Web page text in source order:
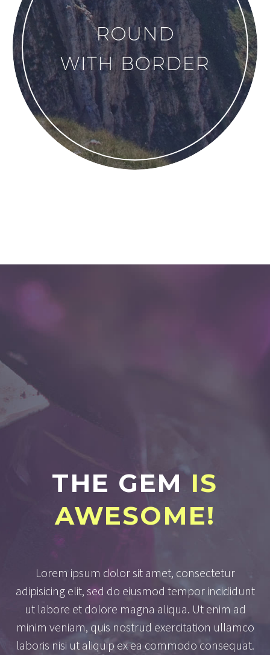
THE GEM IS
AWESOME!
Lorem ipsum dolor sit amet, consectetur
adipisicing elit, sed do eiusmod tempor incididunt
ut labore et dolore magna aliqua. Ut enim ad
minim veniam, quis nostrud exercitation ullamco
laboris nisi ut aliquip ex ea commodo consequat.